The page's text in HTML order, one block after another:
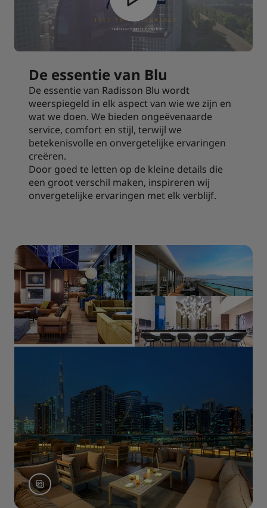
De essentie van Blu
De essentie van Radisson Blu wordt
weerspiegeld in elk aspect van wie we zijn en
wat we doen. We bieden ongeëvenaarde
service, comfort en stijl, terwijl we
betekenisvolle en onvergetelijke ervaringen
creëren.
Door goed te letten op de kleine details die
een groot verschil maken, inspireren wij
onvergetelijke ervaringen met elk verblijf.